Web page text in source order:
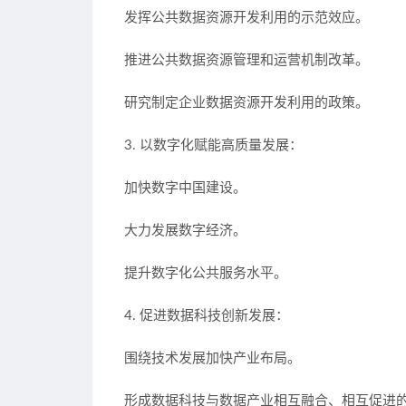
发挥公共数据资源开发利用的示范效应。
推进公共数据资源管理和运营机制改革。
研究制定企业数据资源开发利用的政策。
3. 以数字化赋能高质量发展：
加快数字中国建设。
大力发展数字经济。
提升数字化公共服务水平。
4. 促进数据科技创新发展：
围绕技术发展加快产业布局。
形成数据科技与数据产业相互融合、相互促进